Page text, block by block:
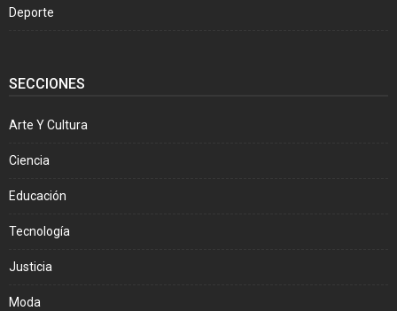
Deporte
SECCIONES
Arte Y Cultura
Ciencia
Educación
Tecnología
Justicia
Moda